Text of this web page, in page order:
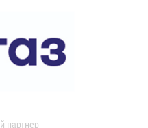
партнер